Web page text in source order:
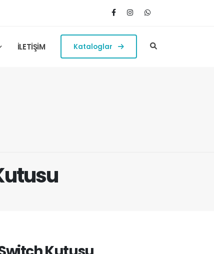
İLETİŞİM Kataloglar